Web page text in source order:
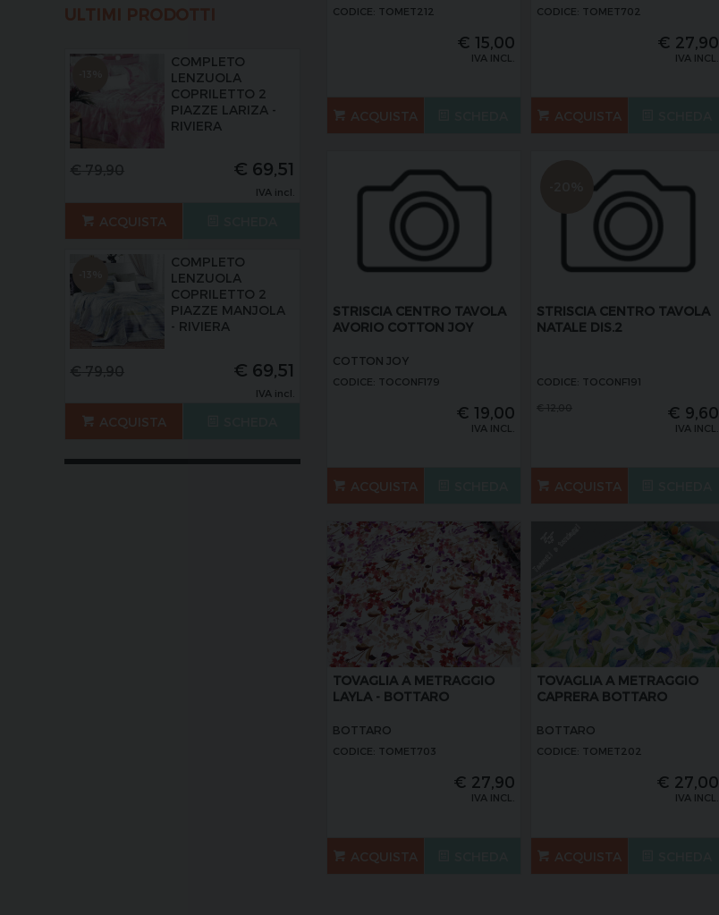
ULTIMI PRODOTTI
COMPLETO
LENZUOLA
COPRILETTO 2
PIAZZE LARIZA -
RIVIERA
€ 69,51
IVA incl.
ACQUISTA
COMPLETO
LENZUOLA
COPRILETTO 2
PIAZZE MANJOLA
- RIVIERA
€ 69,51
IVA incl.
ACQUISTA
CODICE: TOMET212
€ 15,00
IVA INCL.
ACQUISTA
CODICE: TOMET702
€ 27,90
IVA INCL.
ACQUISTA
STRISCIA CENTRO TAVOLA
AVORIO COTTON JOY
COTTON JOY
CODICE: TOCONF179
€ 19,00
IVA INCL.
ACQUISTA
STRISCIA CENTRO TAVOLA
NATALE DIS.2
CODICE: TOCONF191
€ 9,60
IVA INCL.
ACQUISTA
TOVAGLIA A METRAGGIO
LAYLA - BOTTARO
BOTTARO
CODICE: TOMET703
€ 27,90
IVA INCL.
ACQUISTA
TOVAGLIA A METRAGGIO
CAPRERA BOTTARO
BOTTARO
CODICE: TOMET202
€ 27,00
IVA INCL.
ACQUISTA